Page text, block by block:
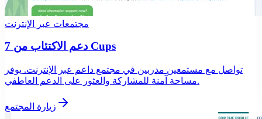
مجتمعات عبر الإنترنت
دعم الاكتئاب من 7 Cups
تواصل مع مستمعين مدربين في مجتمع داعم عبر الإنترنت. يوفر
مساحة آمنة للمشاركة والعثور على الدعم العاطفي.
زيارة المجتمع